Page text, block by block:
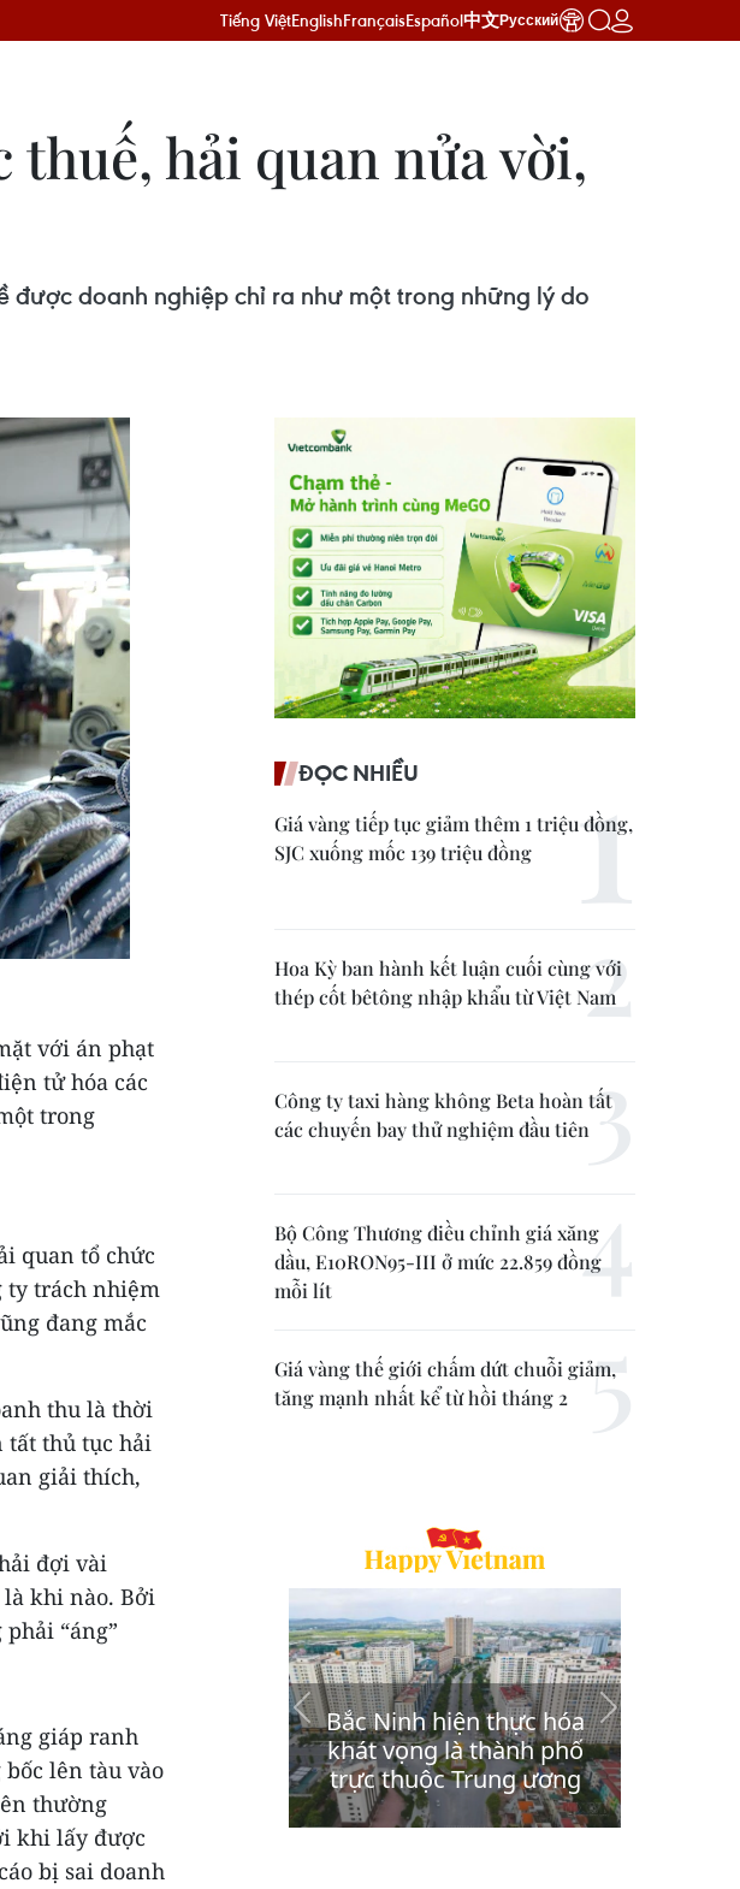
Tiếng ViệtEnglishFrançaisEspañol中文Русский
hải quan nửa vời,
được doanh nghiệp chỉ ra như một trong những lý do
với án phạt
tử hóa các
trong
quan tổ chức
ty trách nhiệm
đang mắc
thu là thời
tất thủ tục hải
giải thích,
đợi vài
khi nào. Bởi
“áng”
giáp ranh
lên tàu vào
thường
khi lấy được
bị sai doanh
ĐỌC NHIỀU
Giá vàng tiếp tục giảm thêm 1 triệu đồng,
SJC xuống mốc 139 triệu đồng
Hoa Kỳ ban hành kết luận cuối cùng với
thép cốt bêtông nhập khẩu từ Việt Nam
Công ty taxi hàng không Beta hoàn tất
các chuyến bay thử nghiệm đầu tiên
Bộ Công Thương điều chỉnh giá xăng
dầu, E10RON95-III ở mức 22.859 đồng
mỗi lít
Giá vàng thế giới chấm dứt chuỗi giảm,
tăng mạnh nhất kể từ hồi tháng 2